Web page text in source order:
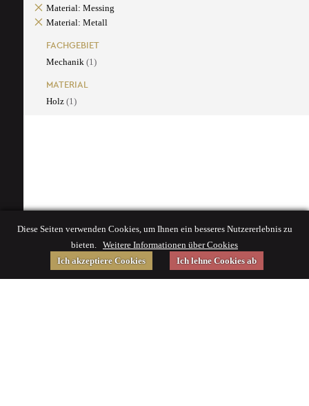
Material: Messing
Material: Metall
FACHGEBIET
Mechanik (1)
MATERIAL
Holz (1)
Diese Seiten verwenden Cookies, um Ihnen ein besseres Nutzererlebnis zu
bieten. Weitere Informationen über Cookies
Ich akzeptiere Cookies
Ich lehne Cookies ab